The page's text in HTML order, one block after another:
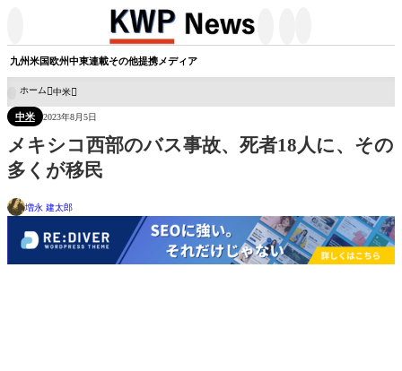
九州米国欧州中東連載その他提携メディア
ホーム 中米
中米 2023年8月5日
メキシコ西部のバス事故、死者18人に、その
多くが移民
増永 建太郎